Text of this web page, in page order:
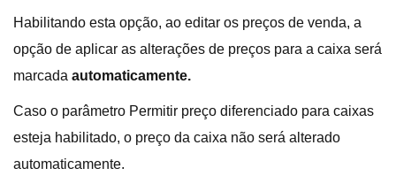
Habilitando esta opção, ao editar os preços de venda, a
opção de aplicar as alterações de preços para a caixa será
marcada automaticamente.
Caso o parâmetro Permitir preço diferenciado para caixas
esteja habilitado, o preço da caixa não será alterado
automaticamente.